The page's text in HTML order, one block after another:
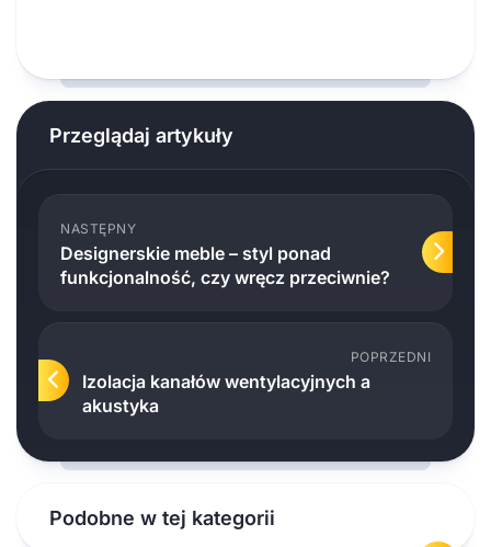
Przeglądaj artykuły
NASTĘPNY
Designerskie meble – styl ponad
funkcjonalność, czy wręcz przeciwnie?
POPRZEDNI
Izolacja kanałów wentylacyjnych a
akustyka
Podobne w tej kategorii